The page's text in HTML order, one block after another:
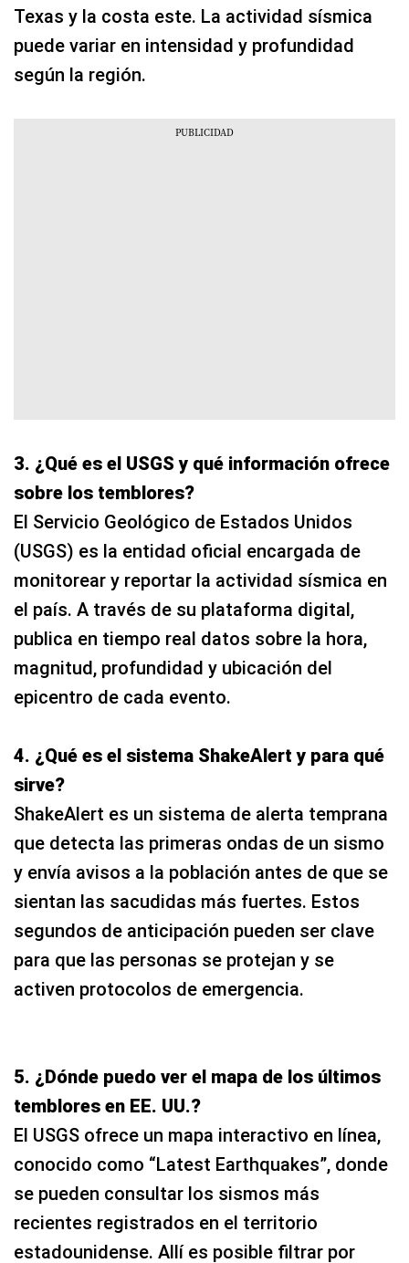
Texas y la costa este. La actividad sísmica
puede variar en intensidad y profundidad
según la región.
3. ¿Qué es el USGS y qué información ofrece
sobre los temblores?
El Servicio Geológico de Estados Unidos
(USGS) es la entidad oficial encargada de
monitorear y reportar la actividad sísmica en
el país. A través de su plataforma digital,
publica en tiempo real datos sobre la hora,
magnitud, profundidad y ubicación del
epicentro de cada evento.
4. ¿Qué es el sistema ShakeAlert y para qué
sirve?
ShakeAlert es un sistema de alerta temprana
que detecta las primeras ondas de un sismo
y envía avisos a la población antes de que se
sientan las sacudidas más fuertes. Estos
segundos de anticipación pueden ser clave
para que las personas se protejan y se
activen protocolos de emergencia.
5. ¿Dónde puedo ver el mapa de los últimos
temblores en EE. UU.?
El USGS ofrece un mapa interactivo en línea,
conocido como “Latest Earthquakes”, donde
se pueden consultar los sismos más
recientes registrados en el territorio
estadounidense. Allí es posible filtrar por